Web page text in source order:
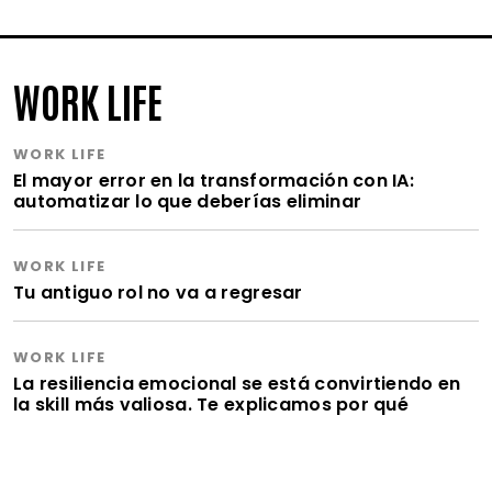
WORK LIFE
WORK LIFE
El mayor error en la transformación con IA:
automatizar lo que deberías eliminar
WORK LIFE
Tu antiguo rol no va a regresar
WORK LIFE
La resiliencia emocional se está convirtiendo en
la skill más valiosa. Te explicamos por qué